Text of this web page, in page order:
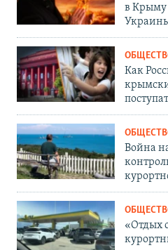
в Крыму
Как
Война
«Отдых